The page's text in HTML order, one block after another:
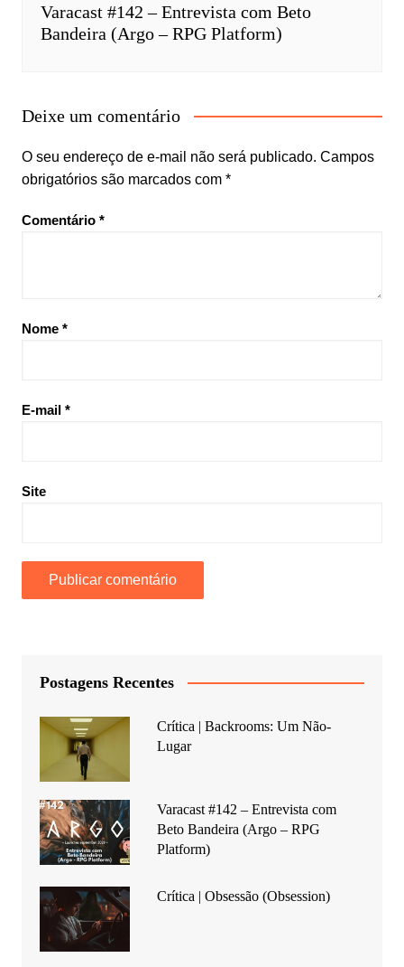
Varacast #142 – Entrevista com Beto
Bandeira (Argo – RPG Platform)
Deixe um comentário
O seu endereço de e-mail não será publicado. Campos
obrigatórios são marcados com *
Comentário *
Nome *
E-mail *
Site
Postagens Recentes
Crítica | Backrooms: Um Não-
Lugar
Varacast #142 – Entrevista com
Beto Bandeira (Argo – RPG
Platform)
Crítica | Obsessão (Obsession)